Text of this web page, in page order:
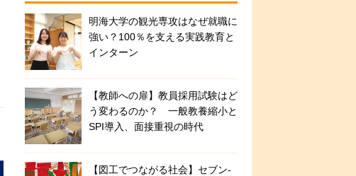
明海大学の観光専攻はなぜ就職に
強い？100％を支える実践教育と
インターン
【教師への扉】教員採用試験はど
う変わるのか？ 一般教養縮小と
SPI導入、面接重視の時代
【図工でつながる社会】セブン‐